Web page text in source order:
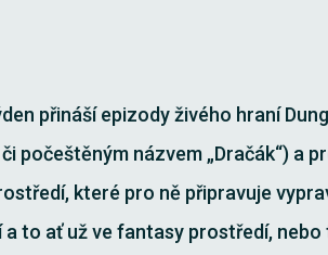
přináší epizody živého hraní
počeštěným názvem „Dračák“) a
které pro ně připravuje
to ať už ve fantasy prostředí,